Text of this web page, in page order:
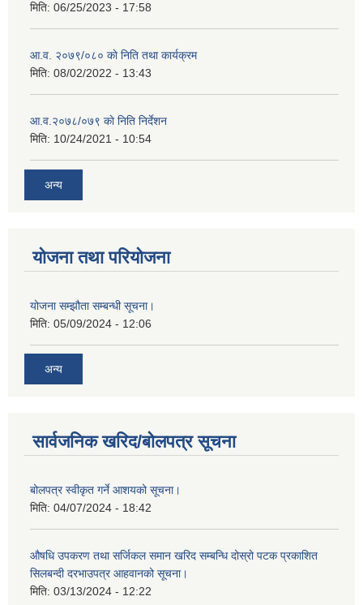
मिति: 06/25/2023 - 17:58
आ.व. २०७९/०८० काे निति तथा कार्यक्रम
मिति: 08/02/2022 - 13:43
आ.व.२०७८/०७९ काे निति निर्देशन
मिति: 10/24/2021 - 10:54
अन्य
योजना तथा परियोजना
योजना सम्झौता सम्बन्धी सूचना।
मिति: 05/09/2024 - 12:06
अन्य
सार्वजनिक खरिद/बोलपत्र सूचना
बोलपत्र स्वीकृत गर्ने आशयको सूचना।
मिति: 04/07/2024 - 18:42
औषधि उपकरण तथा सर्जिकल समान खरिद सम्बन्धि दोस्रो पटक प्रकाशित
सिलबन्दी दरभाउपत्र आहवानको सूचना।
मिति: 03/13/2024 - 12:22